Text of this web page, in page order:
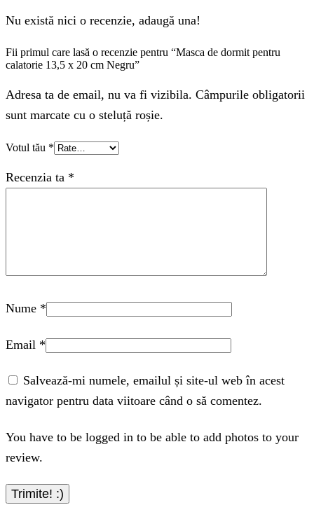
Nu există nici o recenzie, adaugă una!
Fii primul care lasă o recenzie pentru “Masca de dormit pentru
calatorie 13,5 x 20 cm Negru”
Adresa ta de email, nu va fi vizibila. Câmpurile obligatorii
sunt marcate cu o steluță roșie.
Votul tău *
Recenzia ta *
Nume *
Email *
Salvează-mi numele, emailul și site-ul web în acest
navigator pentru data viitoare când o să comentez.
You have to be logged in to be able to add photos to your
review.